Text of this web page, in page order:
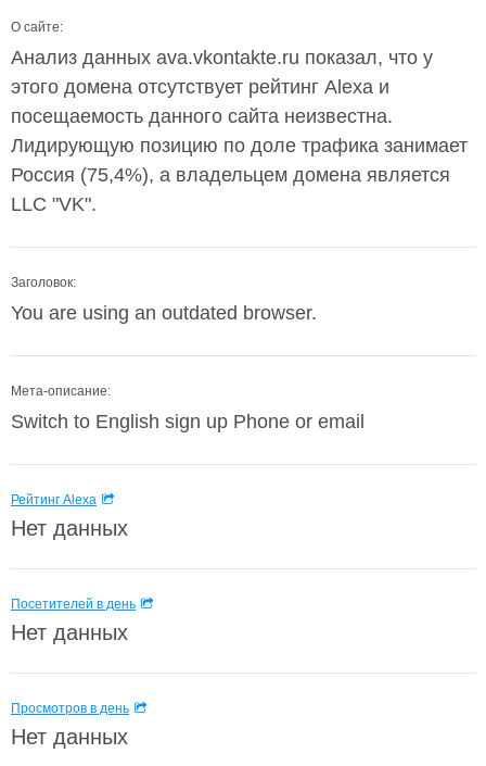
О сайте:
Анализ данных ava.vkontakte.ru показал, что у
этого домена отсутствует рейтинг Alexa и
посещаемость данного сайта неизвестна.
Лидирующую позицию по доле трафика занимает
Россия (75,4%), а владельцем домена является
LLC "VK".
Заголовок:
You are using an outdated browser.
Мета-описание:
Switch to English sign up Phone or email
Рейтинг Alexa
Нет данных
Посетителей в день
Нет данных
Просмотров в день
Нет данных